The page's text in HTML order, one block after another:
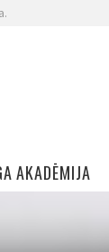
AKADĒMIJA